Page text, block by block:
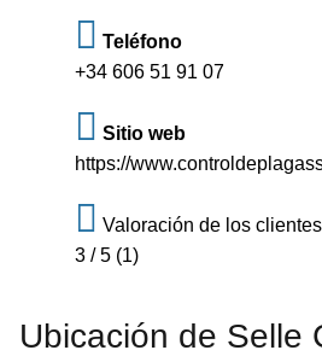
Teléfono
+34 606 51 91 07
Sitio web
https://
Valoración de los clientes
3 / 5 (1)
Ubicación de Selle